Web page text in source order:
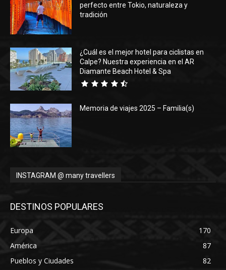
perfecto entre Tokio, naturaleza y
tradición
¿Cuál es el mejor hotel para ciclistas en
Calpe? Nuestra experiencia en el AR
Diamante Beach Hotel & Spa
Memoria de viajes 2025 – Familia(s)
INSTAGRAM @ many travellers
DESTINOS POPULARES
Europa
170
América
87
Pueblos y Ciudades
82